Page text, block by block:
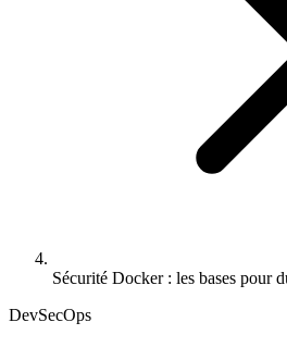
Sécurité Docker : les bases pour
DevSecOps